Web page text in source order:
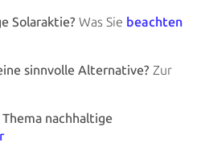
Solaraktie? Was Sie beachten
sinnvolle Alternative? Zur
nachhaltige